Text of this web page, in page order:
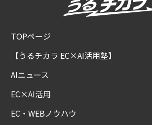
TOPページ
【うるチカラ EC×AI活用塾】
AIニュース
EC×AI活用
EC・WEBノウハウ